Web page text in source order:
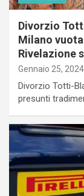
Divorzio
Milano
Rivelazione
Gennaio 25, 2024
Divorzio Totti-
presunti